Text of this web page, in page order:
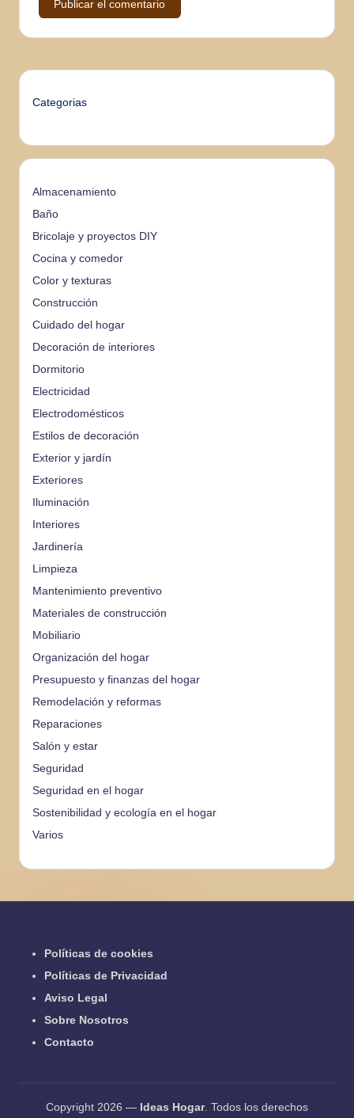
Categorias
Almacenamiento
Baño
Bricolaje y proyectos DIY
Cocina y comedor
Color y texturas
Construcción
Cuidado del hogar
Decoración de interiores
Dormitorio
Electricidad
Electrodomésticos
Estilos de decoración
Exterior y jardín
Exteriores
Iluminación
Interiores
Jardinería
Limpieza
Mantenimiento preventivo
Materiales de construcción
Mobiliario
Organización del hogar
Presupuesto y finanzas del hogar
Remodelación y reformas
Reparaciones
Salón y estar
Seguridad
Seguridad en el hogar
Sostenibilidad y ecología en el hogar
Varios
Políticas de cookies
Políticas de Privacidad
Aviso Legal
Sobre Nosotros
Contacto
Copyright 2026 — Ideas Hogar. Todos los derechos